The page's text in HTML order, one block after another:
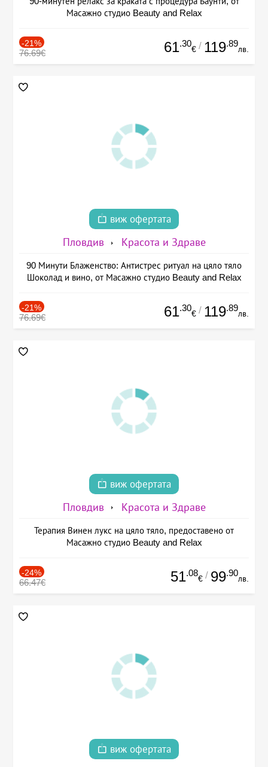
Масажно студио Beauty and Relax
-21%
76.69€ 61.30
€ / 119.89
лв.
виж офертата
Пловдив Красота и Здраве
90 Минути Блаженство: Антистрес ритуал на цяло тяло
Шоколад и вино, от Масажно студио Beauty and Relax
-21%
76.69€ 61.30
€ / 119.89
лв.
виж офертата
Пловдив Красота и Здраве
Терапия Винен лукс на цяло тяло, предоставено от
Масажно студио Beauty and Relax
-24%
66.47€ 51.08
€ / 99.90
лв.
виж офертата